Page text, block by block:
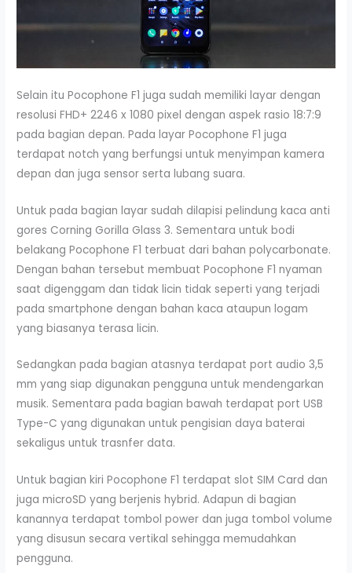
Selain itu Pocophone F1 juga sudah memiliki layar dengan
resolusi FHD+ 2246 x 1080 pixel dengan aspek rasio 18:7:9
pada bagian depan. Pada layar Pocophone F1 juga
terdapat notch yang berfungsi untuk menyimpan kamera
depan dan juga sensor serta lubang suara.
Untuk pada bagian layar sudah dilapisi pelindung kaca anti
gores Corning Gorilla Glass 3. Sementara untuk bodi
belakang Pocophone F1 terbuat dari bahan polycarbonate.
Dengan bahan tersebut membuat Pocophone F1 nyaman
saat digenggam dan tidak licin tidak seperti yang terjadi
pada smartphone dengan bahan kaca ataupun logam
yang biasanya terasa licin.
Sedangkan pada bagian atasnya terdapat port audio 3,5
mm yang siap digunakan pengguna untuk mendengarkan
musik. Sementara pada bagian bawah terdapat port USB
Type-C yang digunakan untuk pengisian daya baterai
sekaligus untuk trasnfer data.
Untuk bagian kiri Pocophone F1 terdapat slot SIM Card dan
juga microSD yang berjenis hybrid. Adapun di bagian
kanannya terdapat tombol power dan juga tombol volume
yang disusun secara vertikal sehingga memudahkan
pengguna.